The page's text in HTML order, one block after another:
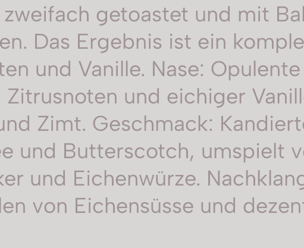
getoastet und mit
Das Ergebnis ist ein
und Vanille. Nase:
und eichiger
Zimt. Geschmack:
und Butterscotch, umspielt
und Eichenwürze.
von Eichensüsse und